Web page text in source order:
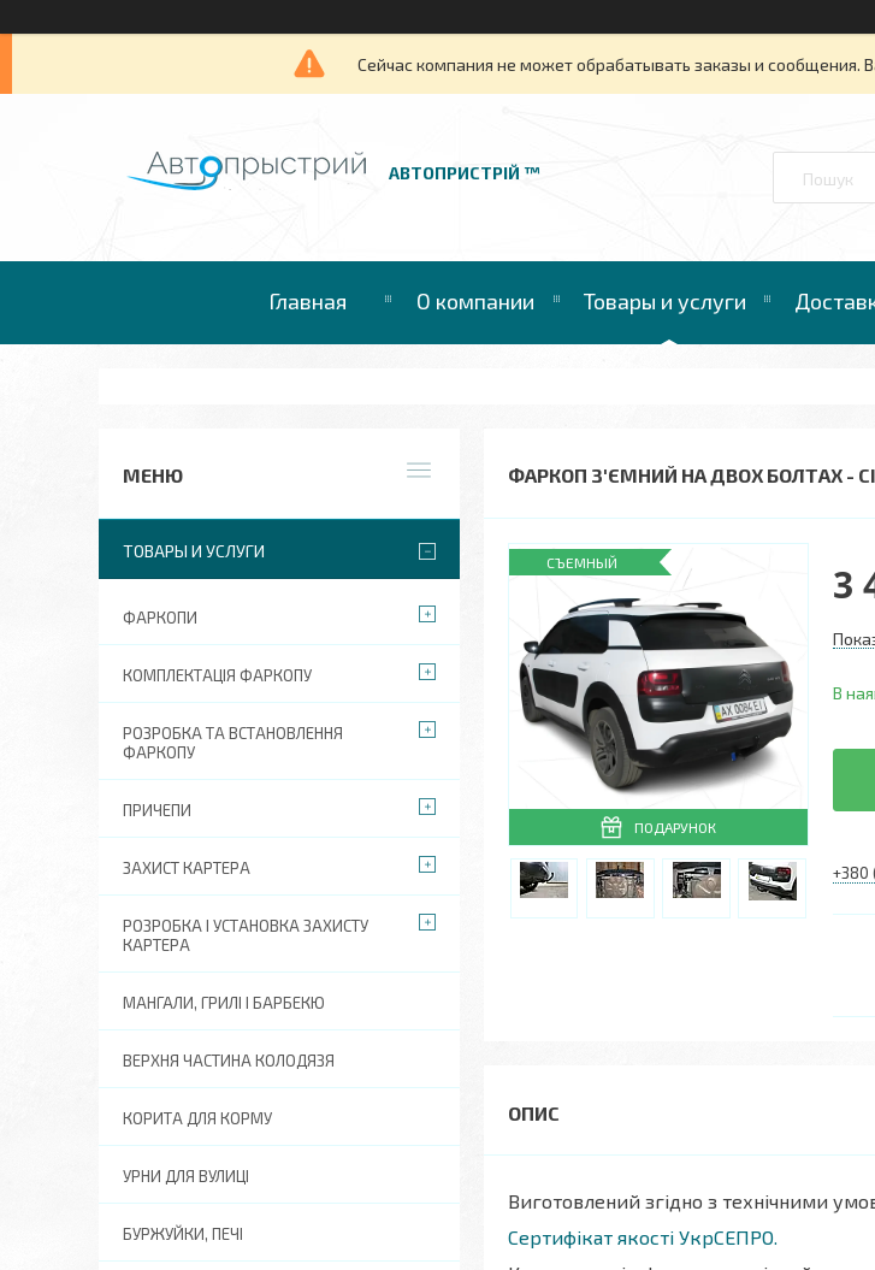
Сейчас компания не может обрабатывать заказы и сообщения.
АВТОПРИСТРІЙ ™
Главная О компании Товары и услуги
ФАРКОП З'ЄМНИЙ НА ДВОХ БОЛТАХ -
ПОДАРУНОК
СЪЕМНЫЙ 3
В
+380
Виготовлений згідно з технічними
Сертифікат якості УкрСЕПРО.
ТОВАРЫ И УСЛУГИ
ФАРКОПИ
КОМПЛЕКТАЦІЯ ФАРКОПУ
РОЗРОБКА ТА ВСТАНОВЛЕННЯ
ФАРКОПУ
ПРИЧЕПИ
ЗАХИСТ КАРТЕРА
РОЗРОБКА І УСТАНОВКА ЗАХИСТУ
КАРТЕРА
МАНГАЛИ, ГРИЛІ І БАРБЕКЮ
ВЕРХНЯ ЧАСТИНА КОЛОДЯЗЯ
КОРИТА ДЛЯ КОРМУ
УРНИ ДЛЯ ВУЛИЦІ
БУРЖУЙКИ, ПЕЧІ